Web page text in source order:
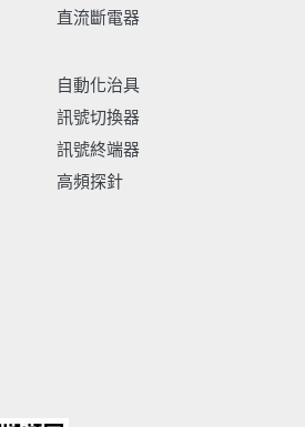
直流斷電器
自動化治具
訊號切換器
訊號終端器
高頻探針